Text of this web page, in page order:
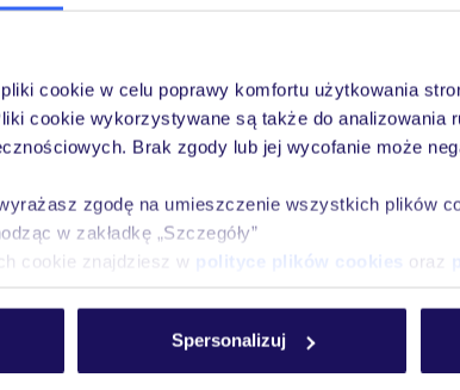
cookie w celu poprawy komfortu użytkowania
cookie wykorzystywane są także do analizowania
Brak zgody lub jej wycofanie może
zgodę na umieszczenie wszystkich plików
w zakładkę „Szczegóły”
cookie znajdziesz w polityce plików cookies oraz
Spersonalizuj
pobytuidatę wyjazdu, aby
2026do31 marca 2027
Dlaczego warto wybrać TUI?